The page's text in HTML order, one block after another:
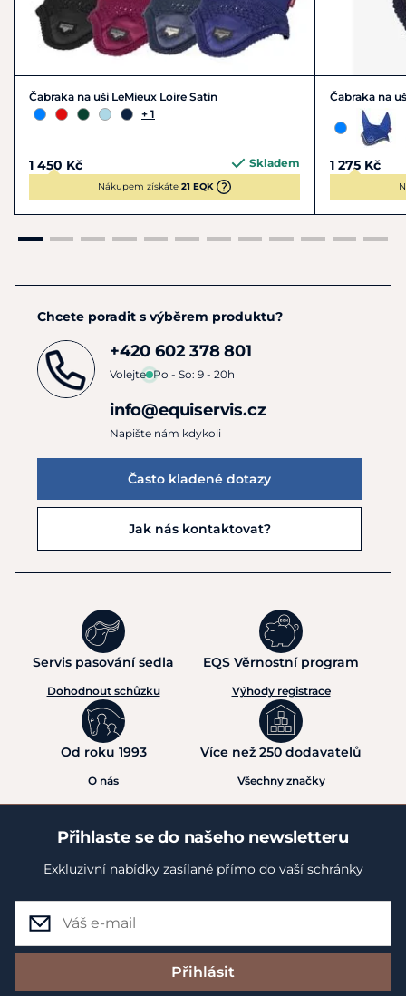
Čabraka na uši LeMieux Loire Satin
+ 1
1 450 Kč Skladem
Nákupem získáte 21 EQK
Čabraka na
1 275 Kč
Chcete poradit s výběrem produktu?
+420 602 378 801
Volejte Po - So: 9 - 20h
info@equiservis.cz
Napište nám kdykoli
Často kladené dotazy
Jak nás kontaktovat?
Servis pasování sedla
Dohodnout schůzku
EQS Věrnostní program
Výhody registrace
Od roku 1993
O nás
Více než 250 dodavatelů
Všechny značky
Přihlaste se do našeho newsletteru
Exkluzivní nabídky zasílané přímo do vaší schránky
Přihlásit